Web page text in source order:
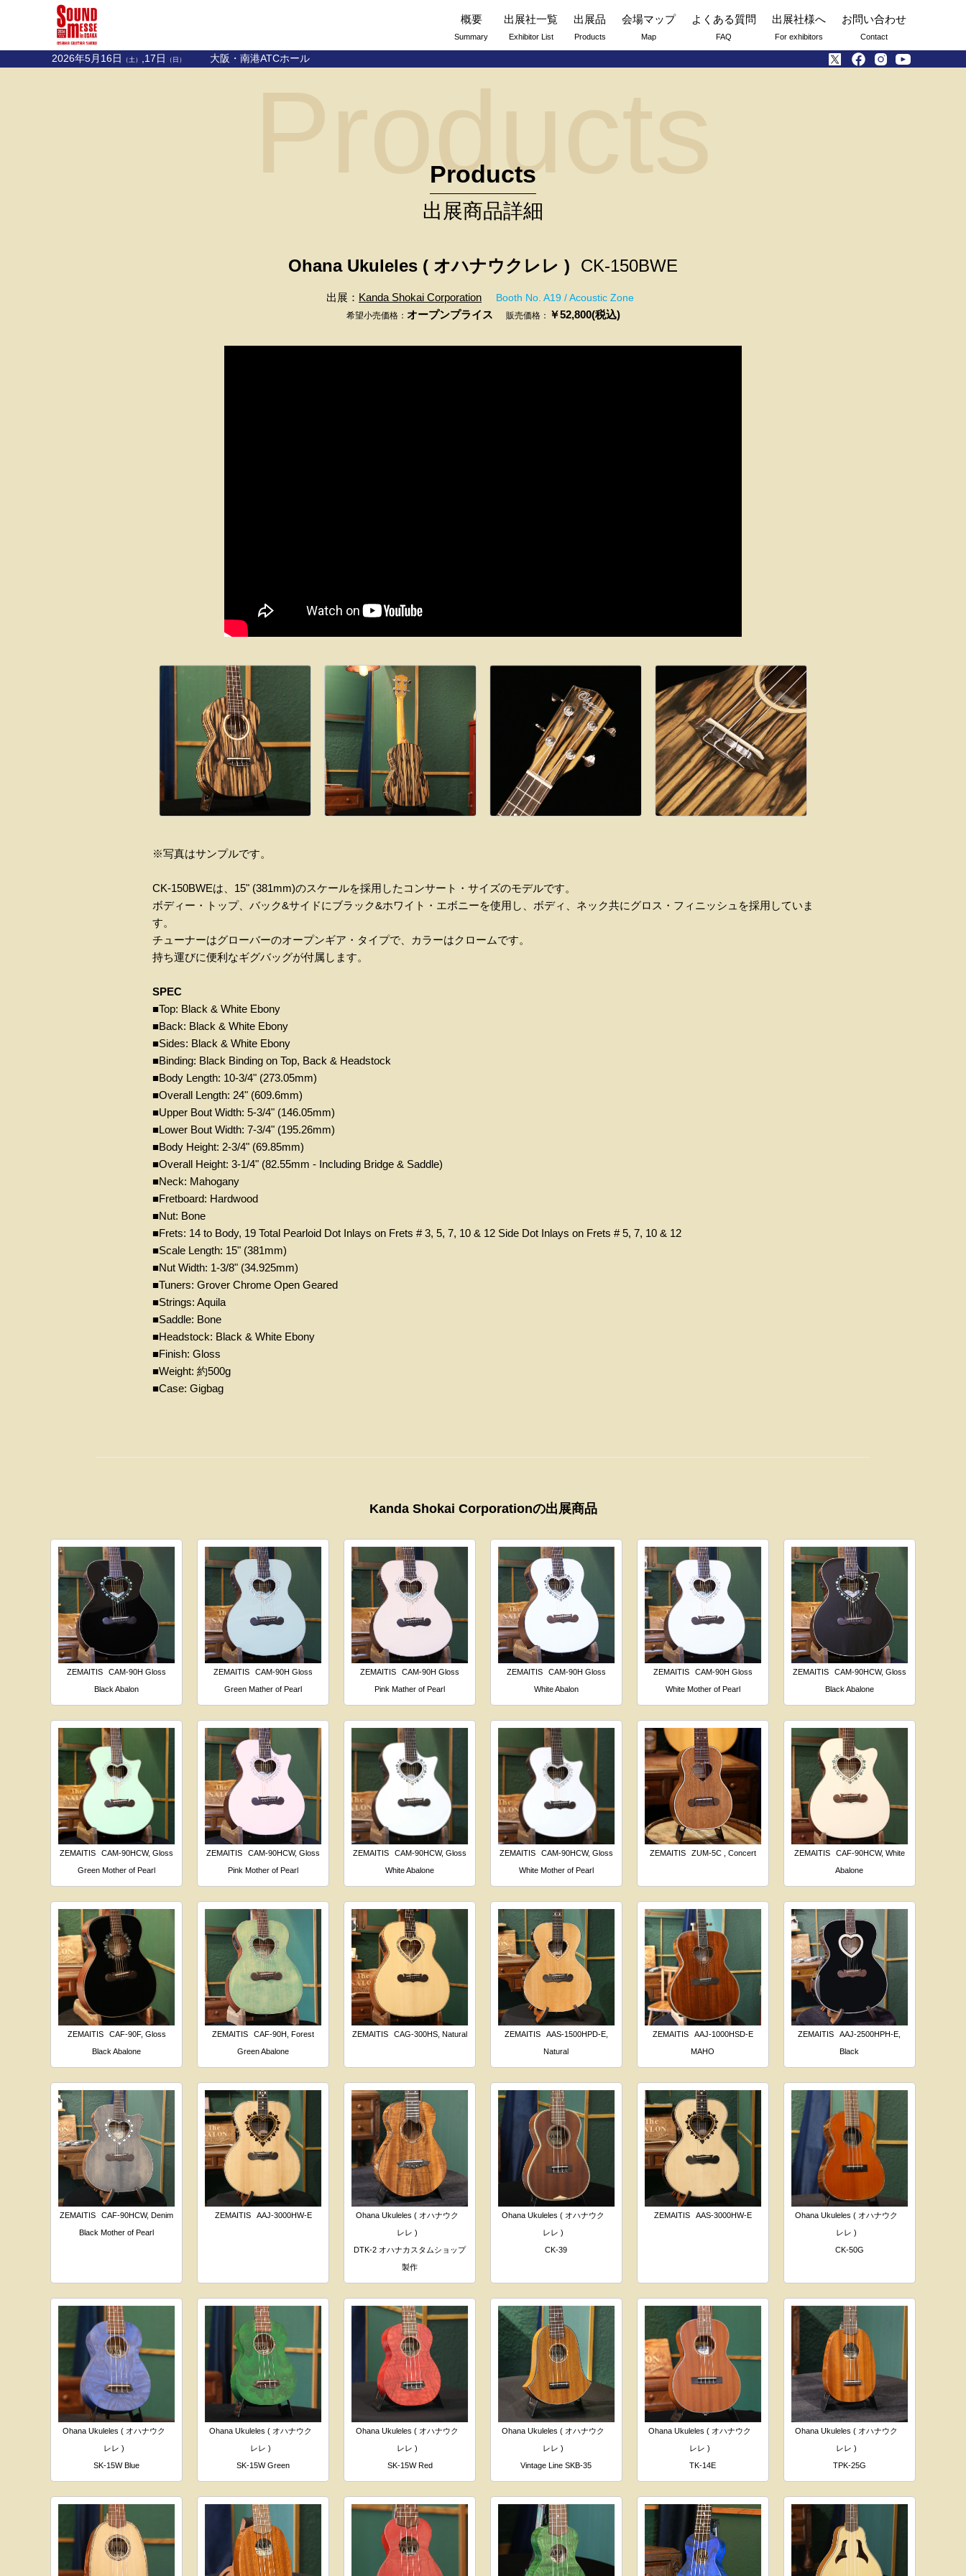
概要
Summary
出展社一覧
Exhibitor List
出展品
Products
会場マップ
Map
よくある質問
FAQ
出展社様へ
For exhibitors
お問い合わせ
Contact
2026年5月16日 （土） ,17日 （日） 大阪・南港ATCホール
Products
Products
出展商品詳細
Ohana Ukuleles ( オハナウクレレ ) CK-150BWE
出展： Kanda Shokai Corporation Booth No. A19 / Acoustic Zone
希望小売価格： オープンプライス 販売価格： ￥52,800(税込)
※写真はサンプルです。
CK-150BWEは、15" (381mm)のスケールを採用したコンサート・サイズのモデルです。
ボディー・トップ、バック&サイドにブラック&ホワイト・エボニーを使用し、ボディ、ネック共にグロス・フィニッシュを採用していま
す。
チューナーはグローバーのオープンギア・タイプで、カラーはクロームです。
持ち運びに便利なギグバッグが付属します。
SPEC
■Top: Black & White Ebony
■Back: Black & White Ebony
■Sides: Black & White Ebony
■Binding: Black Binding on Top, Back & Headstock
■Body Length: 10-3/4" (273.05mm)
■Overall Length: 24" (609.6mm)
■Upper Bout Width: 5-3/4" (146.05mm)
■Lower Bout Width: 7-3/4" (195.26mm)
■Body Height: 2-3/4" (69.85mm)
■Overall Height: 3-1/4" (82.55mm - Including Bridge & Saddle)
■Neck: Mahogany
■Fretboard: Hardwood
■Nut: Bone
■Frets: 14 to Body, 19 Total Pearloid Dot Inlays on Frets # 3, 5, 7, 10 & 12 Side Dot Inlays on Frets # 5, 7, 10 & 12
■Scale Length: 15" (381mm)
■Nut Width: 1-3/8" (34.925mm)
■Tuners: Grover Chrome Open Geared
■Strings: Aquila
■Saddle: Bone
■Headstock: Black & White Ebony
■Finish: Gloss
■Weight: 約500g
■Case: Gigbag
Kanda Shokai Corporationの出展商品
ZEMAITIS
CAM-90H Gloss
Black Abalon
ZEMAITIS
CAM-90H Gloss
Green Mather of Pearl
ZEMAITIS
CAM-90H Gloss
Pink Mather of Pearl
ZEMAITIS
CAM-90H Gloss
White Abalon
ZEMAITIS
CAM-90H Gloss
White Mother of Pearl
ZEMAITIS
CAM-90HCW, Gloss
Black Abalone
ZEMAITIS
CAM-90HCW, Gloss
Green Mother of Pearl
ZEMAITIS
CAM-90HCW, Gloss
Pink Mother of Pearl
ZEMAITIS
CAM-90HCW, Gloss
White Abalone
ZEMAITIS
CAM-90HCW, Gloss
White Mother of Pearl
ZEMAITIS ZUM-5C , Concert ZEMAITIS
CAF-90HCW, White
Abalone
ZEMAITIS
CAF-90F, Gloss
Black Abalone
ZEMAITIS
CAF-90H, Forest
Green Abalone
ZEMAITIS CAG-300HS, Natural ZEMAITIS
AAS-1500HPD-E,
Natural
ZEMAITIS
AAJ-1000HSD-E
MAHO
ZEMAITIS
AAJ-2500HPH-E,
Black
ZEMAITIS
CAF-90HCW, Denim
Black Mother of Pearl
ZEMAITIS AAJ-3000HW-E
Ohana Ukuleles ( オハナウク
レレ )
DTK-2 オハナカスタムショップ
製作
Ohana Ukuleles ( オハナウク
レレ )
CK-39
ZEMAITIS AAS-3000HW-E
Ohana Ukuleles ( オハナウク
レレ )
CK-50G
Ohana Ukuleles ( オハナウク
レレ )
SK-15W Blue
Ohana Ukuleles ( オハナウク
レレ )
SK-15W Green
Ohana Ukuleles ( オハナウク
レレ )
SK-15W Red
Ohana Ukuleles ( オハナウク
レレ )
Vintage Line SKB-35
Ohana Ukuleles ( オハナウク
レレ )
TK-14E
Ohana Ukuleles ( オハナウク
レレ )
TPK-25G